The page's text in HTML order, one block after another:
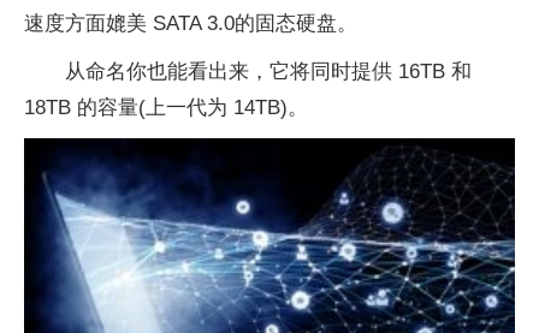
速度方面媲美 SATA 3.0的固态硬盘。
从命名你也能看出来，它将同时提供 16TB 和
18TB 的容量(上一代为 14TB)。